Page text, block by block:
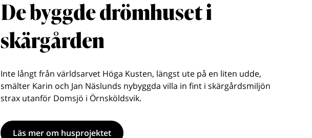
De byggde drömhuset i
skärgården
Inte långt från världsarvet Höga Kusten, längst ute på en liten udde,
smälter Karin och Jan Näslunds nybyggda villa in fint i skärgårdsmiljön
strax utanför Domsjö i Örnsköldsvik.
Läs mer om husprojektet